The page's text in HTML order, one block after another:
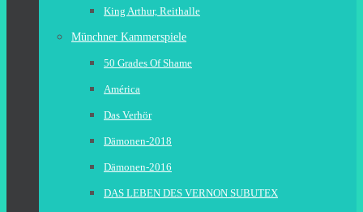
King Arthur, Reithalle
Münchner Kammerspiele
50 Grades Of Shame
América
Das Verhör
Dämonen-2018
Dämonen-2016
DAS LEBEN DES VERNON SUBUTEX